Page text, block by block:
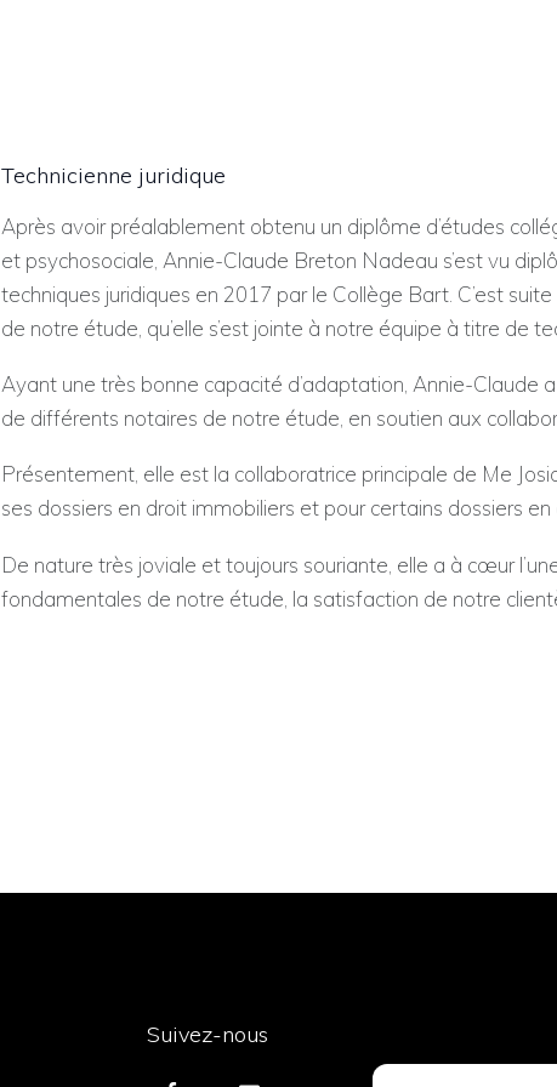
Technicienne juridique
Après avoir préalablement obtenu un diplôme d’études
et psychosociale, Annie-Claude Breton Nadeau s’est vu
techniques juridiques en 2017 par le Collège Bart. C’est
de notre étude, qu’elle s’est jointe à notre équipe à titre de
Ayant une très bonne capacité d’adaptation, Annie-Claude
de différents notaires de notre étude, en soutien aux
Présentement, elle est la collaboratrice principale de Me
ses dossiers en droit immobiliers et pour certains dossiers
De nature très joviale et toujours souriante, elle a à cœur
fondamentales de notre étude, la satisfaction de notre
Suivez-nous